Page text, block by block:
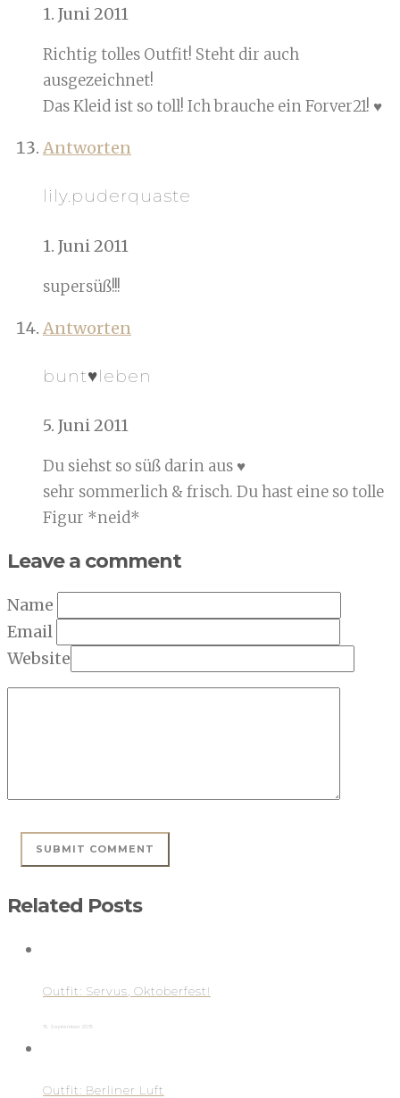
1. Juni 2011
Richtig tolles Outfit! Steht dir auch
ausgezeichnet!
Das Kleid ist so toll! Ich brauche ein Forver21! ♥
Antworten
lily.puderquaste
1. Juni 2011
supersüß!!!
Antworten
bunt♥leben
5. Juni 2011
Du siehst so süß darin aus ♥
sehr sommerlich & frisch. Du hast eine so tolle
Figur *neid*
Leave a comment
Name
Email
Website
Related Posts
Outfit: Servus, Oktoberfest!
15. September 2015
Outfit: Berliner Luft